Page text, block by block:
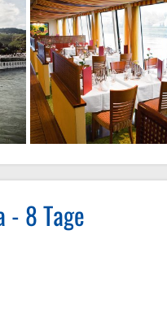
- 8 Tage
Saône